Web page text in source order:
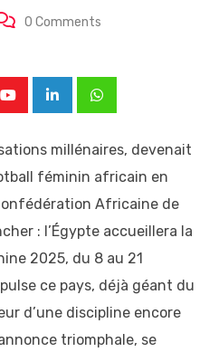
0 Comments
LinkedInWhatsapp
millénaires, devenait
féminin africain en
Africaine de
: l’Égypte accueillera la
2025, du 8 au 21
ce pays, déjà géant du
d’une discipline encore
triomphale, se